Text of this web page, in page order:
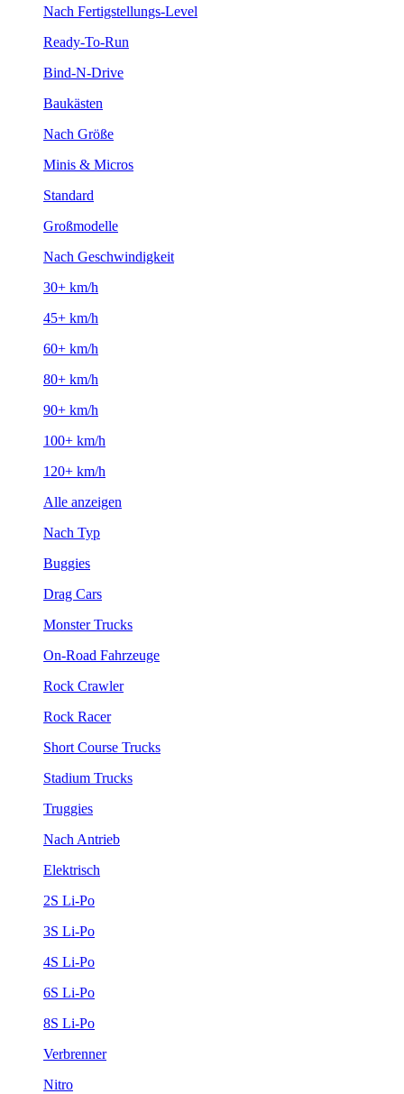
Nach Fertigstellungs-Level
Ready-To-Run
Bind-N-Drive
Baukästen
Nach Größe
Minis & Micros
Standard
Großmodelle
Nach Geschwindigkeit
30+ km/h
45+ km/h
60+ km/h
80+ km/h
90+ km/h
100+ km/h
120+ km/h
Alle anzeigen
Nach Typ
Buggies
Drag Cars
Monster Trucks
On-Road Fahrzeuge
Rock Crawler
Rock Racer
Short Course Trucks
Stadium Trucks
Truggies
Nach Antrieb
Elektrisch
2S Li-Po
3S Li-Po
4S Li-Po
6S Li-Po
8S Li-Po
Verbrenner
Nitro